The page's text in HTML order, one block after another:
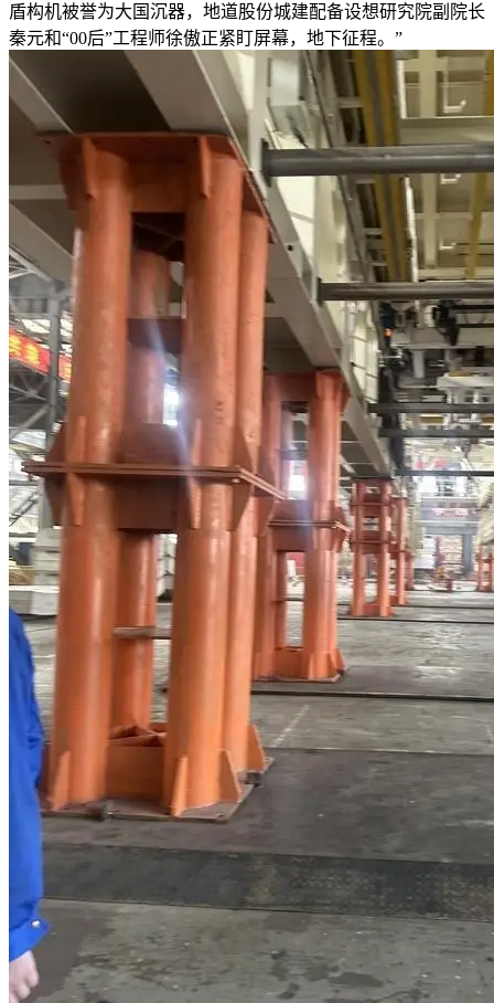
盾构机被誉为大国沉器，地道股份城建配备设想研究院副院长
秦元和“00后”工程师徐傲正紧盯屏幕，地下征程。”